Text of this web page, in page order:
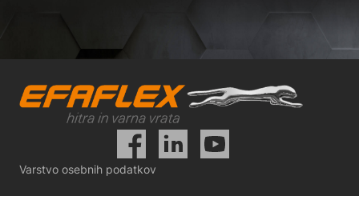
Varstvo osebnih podatkov